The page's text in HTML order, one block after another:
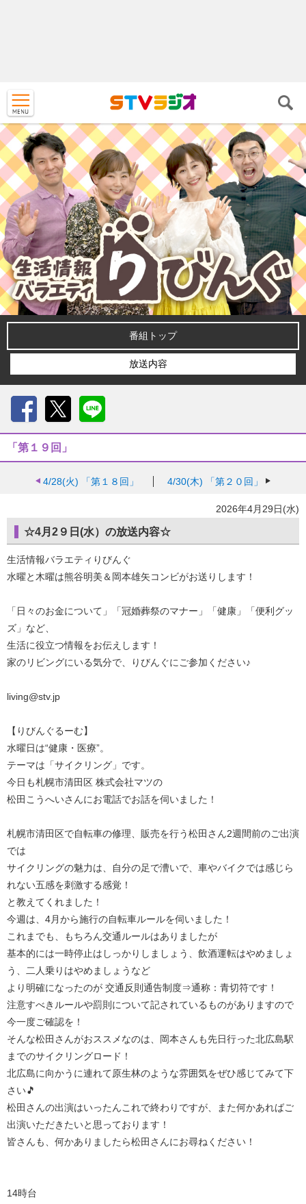
番組トップ
放送内容
「第１９回」
4/28(火) 「第１８回」 4/30(木) 「第２０回」
2026年4月29日(水)
☆4月2９日(水）の放送内容☆
生活情報バラエティりびんぐ
水曜と木曜は熊谷明美＆岡本雄矢コンビがお送りします！
「日々のお金について」「冠婚葬祭のマナー」「健康」「便利グッ
ズ」など、
生活に役立つ情報をお伝えします！
家のリビングにいる気分で、りびんぐにご参加ください♪
living@stv.jp
【りびんぐるーむ】
水曜日は“健康・医療”。
テーマは「サイクリング」です。
今日も札幌市清田区 株式会社マツの
松田こうへいさんにお電話でお話を伺いました！
札幌市清田区で自転車の修理、販売を行う松田さん2週間前のご出演
では
サイクリングの魅力は、自分の足で漕いで、車やバイクでは感じら
れない五感を刺激する感覚！
と教えてくれました！
今週は、4月から施行の自転車ルールを伺いました！
これまでも、もちろん交通ルールはありましたが
基本的には一時停止はしっかりしましょう、飲酒運転はやめましょ
う、二人乗りはやめましょうなど
より明確になったのが 交通反則通告制度⇒通称：青切符です！
注意すべきルールや罰則について記されているものがありますので
今一度ご確認を！
そんな松田さんがおススメなのは、岡本さんも先日行った北広島駅
までのサイクリングロード！
北広島に向かうに連れて原生林のような雰囲気をぜひ感じてみて下
さい🎵
松田さんの出演はいったんこれで終わりですが、また何かあればご
出演いただきたいと思っております！
皆さんも、何かありましたら松田さんにお尋ねください！
14時台